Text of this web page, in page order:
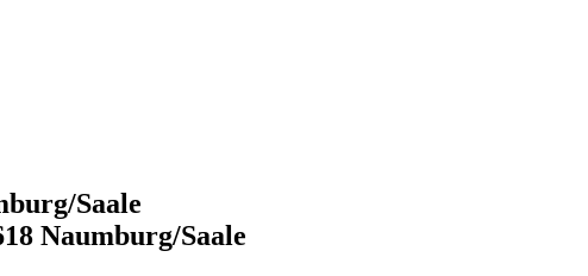
Saale
Naumburg/Saale